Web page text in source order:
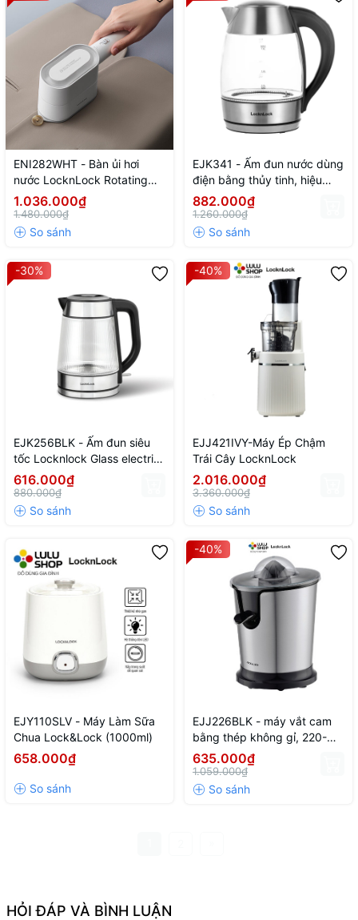
ENI282WHT - Bàn ủi hơi
nước LocknLock Rotating
steam iron 220-240V, 50-
60Hz, 1000-1200W, 80ml -
Màu trắng
1.036.000₫
1.480.000₫
EJK341 - Ấm đun nước dùng
điện bằng thủy tinh, hiệu
Lock&Lock 1.8L, 220-240V,
50/60Hz, 1850-2200W
882.000₫
1.260.000₫
-30%
EJK256BLK - Ấm đun siêu
tốc Locknlock Glass electric
kettle 220-240V, 50-60Hz,
1850-2200W, 1.8L- Màu đen
616.000₫
880.000₫
-40%
EJJ421IVY-Máy Ép Chậm
Trái Cây LocknLock
2.016.000₫
3.360.000₫
EJY110SLV - Máy Làm Sữa
Chua Lock&Lock (1000ml)
658.000₫
-40%
EJJ226BLK - máy vắt cam
bằng thép không gỉ, 220-
240V, 50/60HZ, 85W - Màu
đen
635.000₫
1.059.000₫
HỎI ĐÁP VÀ BÌNH LUẬN